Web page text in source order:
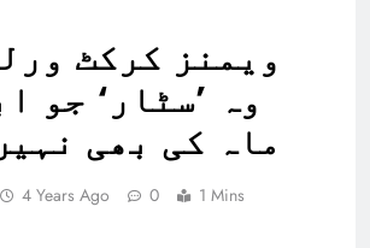
ویمنز کرکٹ
وہ ’سٹار‘ جو
ماہ کی بھی
4 Years Ago 0 1 Mins